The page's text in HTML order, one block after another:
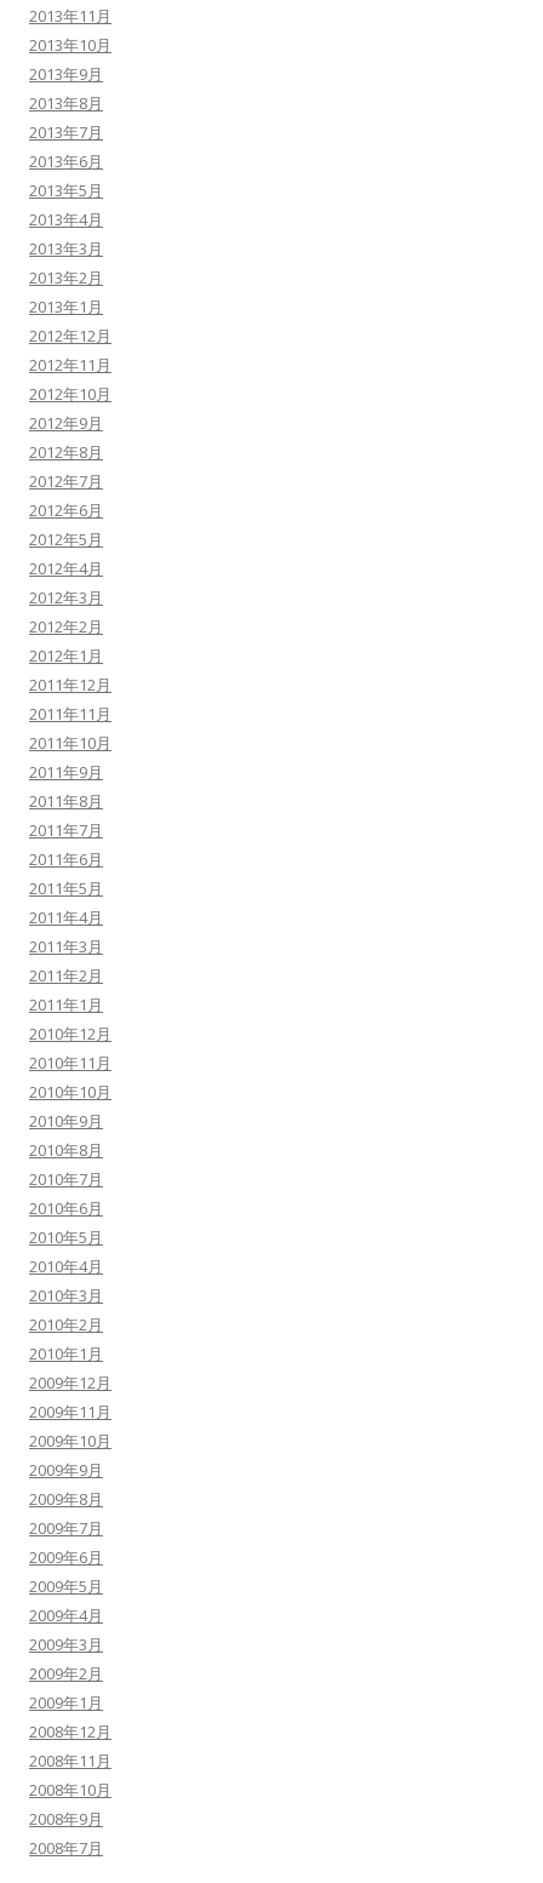
2013年11月
2013年10月
2013年9月
2013年8月
2013年7月
2013年6月
2013年5月
2013年4月
2013年3月
2013年2月
2013年1月
2012年12月
2012年11月
2012年10月
2012年9月
2012年8月
2012年7月
2012年6月
2012年5月
2012年4月
2012年3月
2012年2月
2012年1月
2011年12月
2011年11月
2011年10月
2011年9月
2011年8月
2011年7月
2011年6月
2011年5月
2011年4月
2011年3月
2011年2月
2011年1月
2010年12月
2010年11月
2010年10月
2010年9月
2010年8月
2010年7月
2010年6月
2010年5月
2010年4月
2010年3月
2010年2月
2010年1月
2009年12月
2009年11月
2009年10月
2009年9月
2009年8月
2009年7月
2009年6月
2009年5月
2009年4月
2009年3月
2009年2月
2009年1月
2008年12月
2008年11月
2008年10月
2008年9月
2008年7月